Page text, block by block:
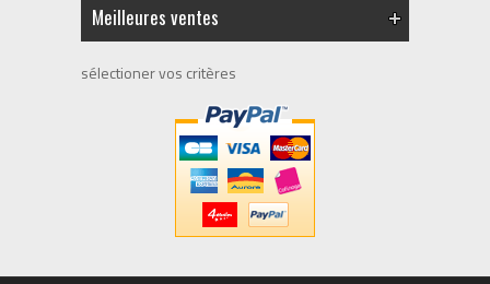
Meilleures ventes
sélectioner vos critères